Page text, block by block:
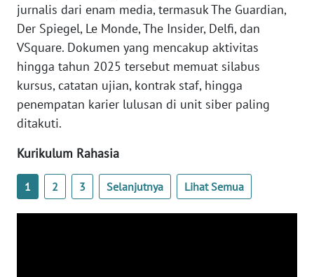
jurnalis dari enam media, termasuk The Guardian,
Der Spiegel, Le Monde, The Insider, Delfi, dan
VSquare. Dokumen yang mencakup aktivitas
hingga tahun 2025 tersebut memuat silabus
kursus, catatan ujian, kontrak staf, hingga
penempatan karier lulusan di unit siber paling
ditakuti.
Kurikulum Rahasia
1 2 3 Selanjutnya Lihat Semua
WN
JAMBI
WN
SULTRA
NTB
WN